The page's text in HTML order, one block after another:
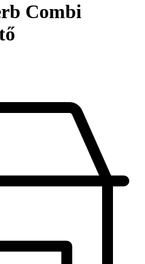
Combi